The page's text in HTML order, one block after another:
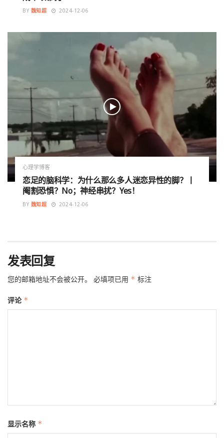
BY 魏知超 2024-12-06
心理学博客
恋足的脑科学：为什么那么多人迷恋异性的脚？丨
阉割恐惧？No；神经串扰？Yes！
BY 魏知超 2024-12-06
发表回复
您的邮箱地址不会被公开。 必填项已用 * 标注
评论 *
显示名称 *